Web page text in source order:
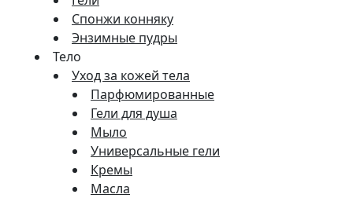
Спонжи конняку
Энзимные пудры
Тело
Уход за кожей тела
Парфюмированные
Гели для душа
Мыло
Универсальные гели
Кремы
Масла